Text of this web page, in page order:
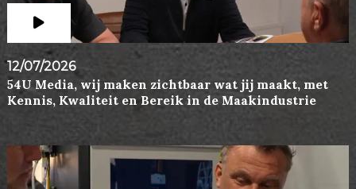
12/07/2026
54U Media, wij maken zichtbaar wat jij maakt, met
Kennis, Kwaliteit en Bereik in de Maakindustrie